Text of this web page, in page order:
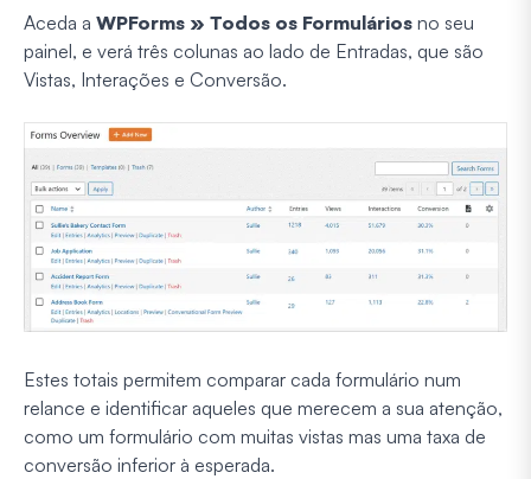
Aceda a WPForms » Todos os Formulários no seu
painel, e verá três colunas ao lado de Entradas, que são
Vistas, Interações e Conversão.
Estes totais permitem comparar cada formulário num
relance e identificar aqueles que merecem a sua atenção,
como um formulário com muitas vistas mas uma taxa de
conversão inferior à esperada.